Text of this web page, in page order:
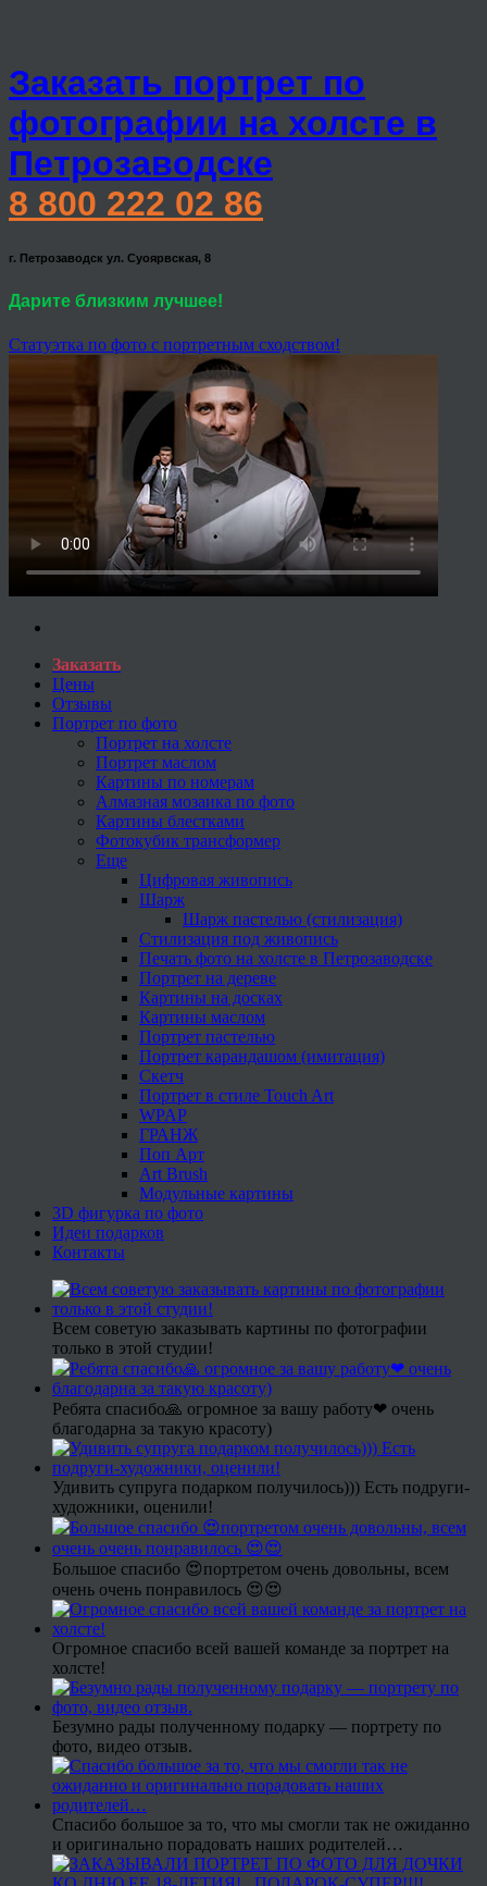
Заказать портрет по
фотографии на холсте в
Петрозаводске
8 800 222 02 86
г. Петрозаводск ул. Суоярвская, 8
Дарите близким лучшее!
Статуэтка по фото с портретным сходством!
Заказать
Цены
Отзывы
Портрет по фото
Портрет на холсте
Портрет маслом
Картины по номерам
Алмазная мозаика по фото
Картины блестками
Фотокубик трансформер
Еще
Цифровая живопись
Шарж
Шарж пастелью (стилизация)
Стилизация под живопись
Печать фото на холсте в Петрозаводске
Портрет на дереве
Картины на досках
Картины маслом
Портрет пастелью
Портрет карандашом (имитация)
Скетч
Портрет в стиле Touch Art
WPAP
ГРАНЖ
Поп Арт
Art Brush
Модульные картины
3D фигурка по фото
Идеи подарков
Контакты
Всем советую заказывать картины по фотографии
только в этой студии!
Ребята спасибо🙏 огромное за вашу работу❤ очень
благодарна за такую красоту)
Удивить супруга подарком получилось))) Есть подруги-
художники, оценили!
Большое спасибо 😍портретом очень довольны, всем
очень очень понравилось 😍😍
Огромное спасибо всей вашей команде за портрет на
холсте!
Безумно рады полученному подарку — портрету по
фото, видео отзыв.
Спасибо большое за то, что мы смогли так не ожиданно
и оригинально порадовать наших родителей…